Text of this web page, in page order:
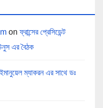
onফ্রান্সের প্রেসিডেন্ট
এর বৈঠক
ইমানুয়েল ম্যাকরন এর সাথে ডঃ